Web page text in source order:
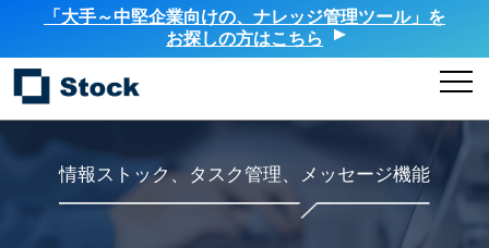
「大手～中堅企業向けの、ナレッジ管理ツール」を
お探しの方はこちら
情報ストック、タスク管理、メッセージ機能